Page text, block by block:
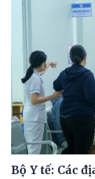
Bộ Y tế: Các